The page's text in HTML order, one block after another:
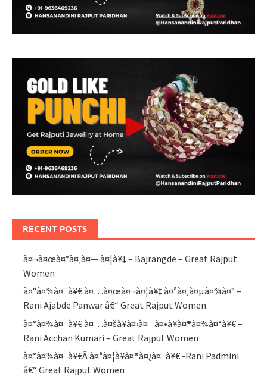
RECENT POSTS
à¤¬à¤œà¤°à¤‚à¤— à¤¦à¥‡ – Bajrangde – Great Rajput
Women
à¤°à¤¾à¤¨à¥€ à¤…à¤œà¤¬à¤¦à¥‡ à¤ªà¤‚à¤µà¤¾à¤° –
Rani Ajabde Panwar â€“ Great Rajput Women
à¤°à¤¾à¤¨à¥€ à¤…à¤šà¥à¤›à¤¨ à¤•à¥à¤®à¤¾à¤°à¥€ –
Rani Acchan Kumari – Great Rajput Women
à¤°à¤¾à¤¨à¥€Â à¤ªà¤¦à¥à¤®à¤¿à¤¨à¥€ -Rani Padmini
â€“ Great Rajput Women